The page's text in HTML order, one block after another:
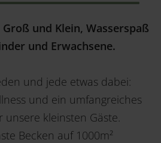
und Klein, Wasserspaß
und Erwachsene.
und jede etwas dabei:
und ein umfangreiches
unsere kleinsten Gäste.
Becken auf 1000m²